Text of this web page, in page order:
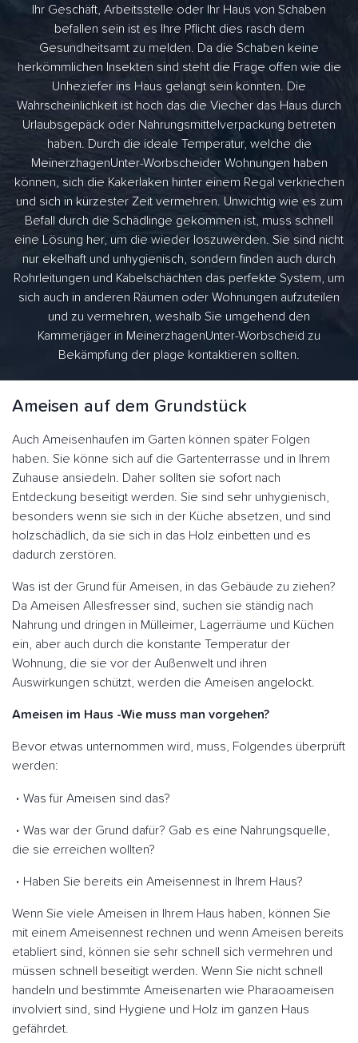
Ihr Geschäft, Arbeitsstelle oder Ihr Haus von Schaben
befallen sein ist es Ihre Pflicht dies rasch dem
Gesundheitsamt zu melden. Da die Schaben keine
herkömmlichen Insekten sind steht die Frage offen wie die
Unheziefer ins Haus gelangt sein könnten. Die
Wahrscheinlichkeit ist hoch das die Viecher das Haus durch
Urlaubsgepäck oder Nahrungsmittelverpackung betreten
haben. Durch die ideale Temperatur, welche die
MeinerzhagenUnter-Worbscheider Wohnungen haben
können, sich die Kakerlaken hinter einem Regal verkriechen
und sich in kürzester Zeit vermehren. Unwichtig wie es zum
Befall durch die Schädlinge gekommen ist, muss schnell
eine Lösung her, um die wieder loszuwerden. Sie sind nicht
nur ekelhaft und unhygienisch, sondern finden auch durch
Rohrleitungen und Kabelschächten das perfekte System, um
sich auch in anderen Räumen oder Wohnungen aufzuteilen
und zu vermehren, weshalb Sie umgehend den
Kammerjäger in MeinerzhagenUnter-Worbscheid zu
Bekämpfung der plage kontaktieren sollten.
Ameisen auf dem Grundstück
Auch Ameisenhaufen im Garten können später Folgen
haben. Sie könne sich auf die Gartenterrasse und in Ihrem
Zuhause ansiedeln. Daher sollten sie sofort nach
Entdeckung beseitigt werden. Sie sind sehr unhygienisch,
besonders wenn sie sich in der Küche absetzen, und sind
holzschädlich, da sie sich in das Holz einbetten und es
dadurch zerstören.
Was ist der Grund für Ameisen, in das Gebäude zu ziehen?
Da Ameisen Allesfresser sind, suchen sie ständig nach
Nahrung und dringen in Mülleimer, Lagerräume und Küchen
ein, aber auch durch die konstante Temperatur der
Wohnung, die sie vor der Außenwelt und ihren
Auswirkungen schützt, werden die Ameisen angelockt.
Ameisen im Haus -Wie muss man vorgehen?
Bevor etwas unternommen wird, muss, Folgendes überprüft
werden:
Was für Ameisen sind das?
Was war der Grund dafür? Gab es eine Nahrungsquelle,
die sie erreichen wollten?
Haben Sie bereits ein Ameisennest in Ihrem Haus?
Wenn Sie viele Ameisen in Ihrem Haus haben, können Sie
mit einem Ameisennest rechnen und wenn Ameisen bereits
etabliert sind, können sie sehr schnell sich vermehren und
müssen schnell beseitigt werden. Wenn Sie nicht schnell
handeln und bestimmte Ameisenarten wie Pharaoameisen
involviert sind, sind Hygiene und Holz im ganzen Haus
gefährdet.